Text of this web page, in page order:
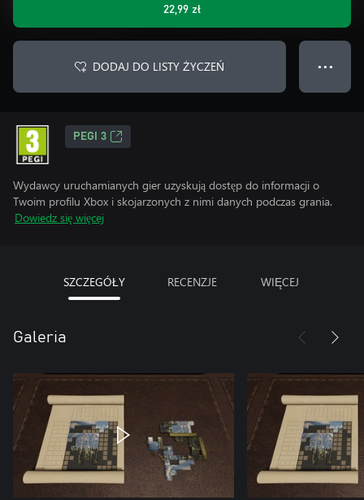
22,99 zł
DODAJ DO LISTY ŻYCZEŃ ● ● ●
PEGI 3
Wydawcy uruchamianych gier uzyskują dostęp do informacji o
Twoim profilu Xbox i skojarzonych z nimi danych podczas grania.
Dowiedz się więcej
SZCZEGÓŁY RECENZJE WIĘCEJ
Galeria